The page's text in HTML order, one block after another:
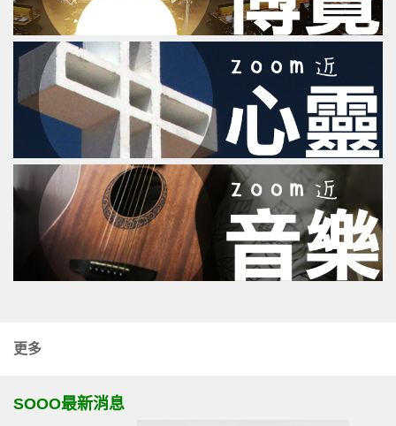
更多
SOOO最新消息